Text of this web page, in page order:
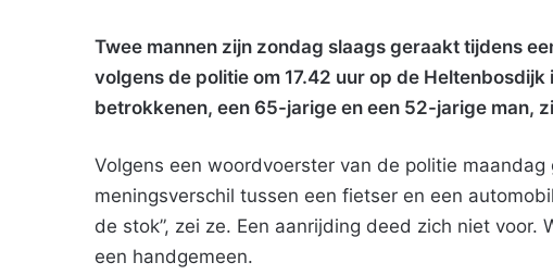
Twee mannen zijn zondag slaags geraakt tijdens
volgens de politie om 17.42 uur op de
betrokkenen, een 65-jarige en een 52-jarige man,
Volgens een woordvoerster van de politie
meningsverschil tussen een fietser en een
de stok”, zei ze. Een aanrijding deed zich niet
een handgemeen.